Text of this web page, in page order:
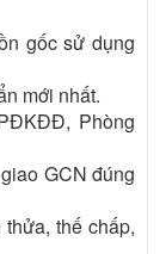
gốc sử dụng
mới nhất.
Phòng
GCN đúng
thế chấp,